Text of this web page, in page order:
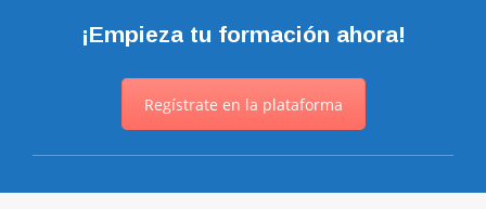
¡Empieza tu formación ahora!
Regístrate en la plataforma